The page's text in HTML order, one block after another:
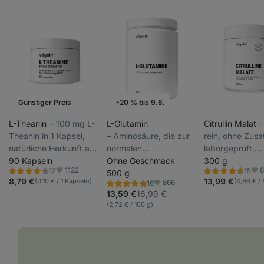
Günstiger Preis
L-Theanin ⁠–⁠ 100 mg L-
Theanin in 1 Kapsel,
natürliche Herkunft aus
grünem Tee zur
Unterstützung der
Entspannung,
Nahrungsergänzungsmittel
90 Kapseln
12
Bewertung
4.1/5,
12
Favoriten
1122
8,79 €(0,10 € / 1 Kapseln)
-20 % bis 9.8.
Wochenaktion
L-Glutamin
⁠–⁠ Aminosäure, die zur
normalen
Muskelfunktion
beiträgt, geeignet für
Sportler und geistig
geforderte Personen,
Nahrungsergänzungsmittel
Ohne Geschmack
500 g
16
Bewertung
4.8/5,
16
Rezensionen
Favoriten
866
13,59 €16,99 €
(2,72 € / 100 g)
Citrullin Malat
rein, ohne
laborgeprüft,
300 g
15
Bewertung
4.7/5,
15
13,99 €(4,66 € /